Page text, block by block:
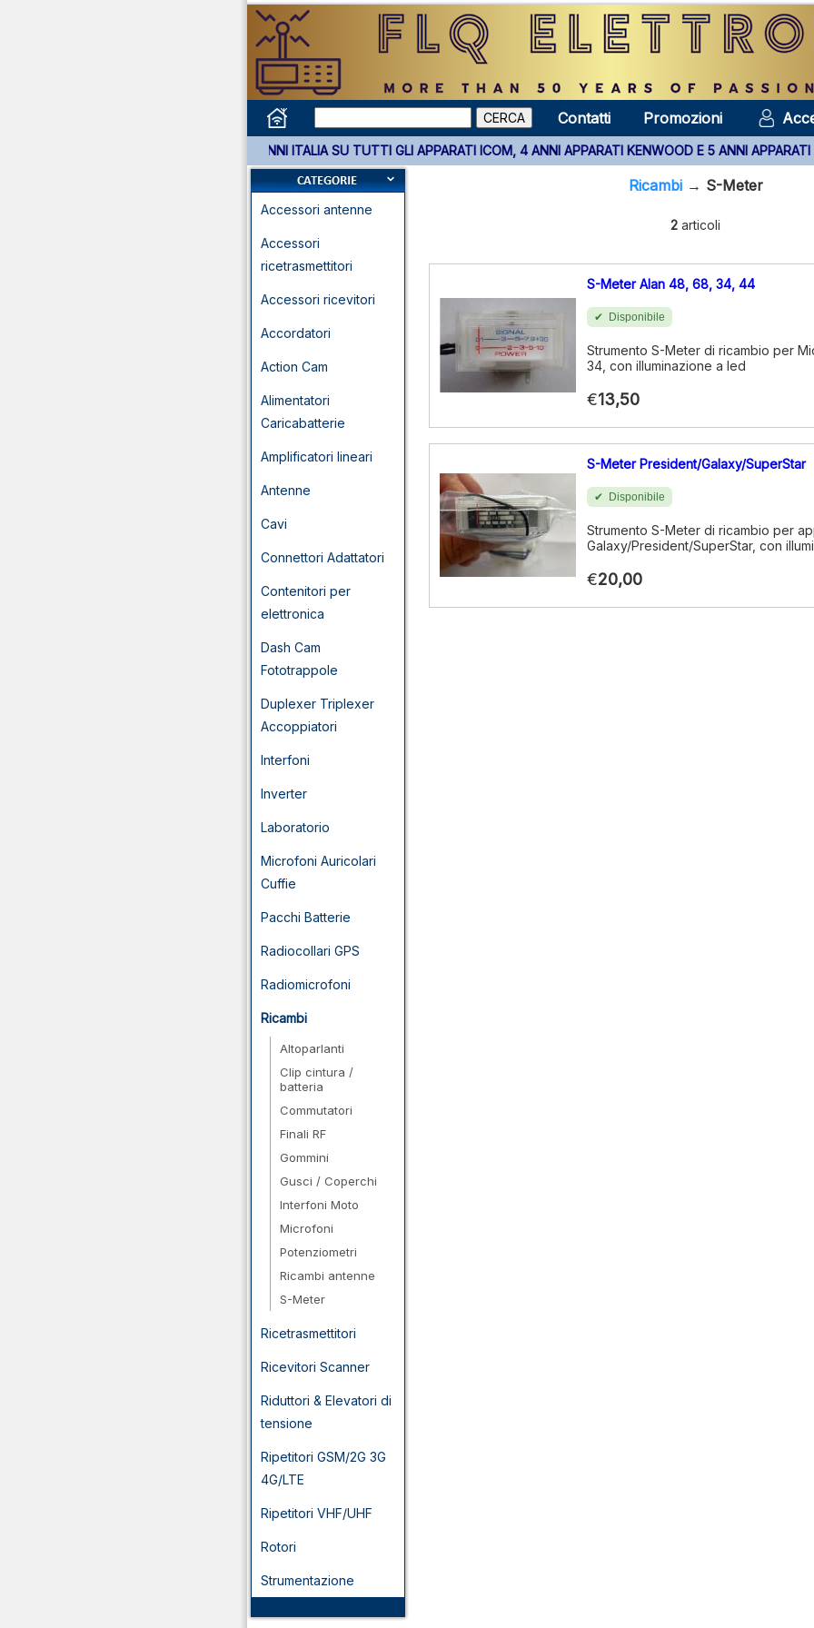
Contatti Promozioni
*** GARANZIA 3 ANNI ITALIA SU TUTTI GLI APPARATI ICOM, 4 ANNI APPARATI KENWOOD E 5 ANNI
Accessori antenne
Accessori
ricetrasmettitori
Accessori ricevitori
Accordatori
Action Cam
Alimentatori
Caricabatterie
Amplificatori lineari
Antenne
Cavi
Connettori Adattatori
Contenitori per
elettronica
Dash Cam
Fototrappole
Duplexer Triplexer
Accoppiatori
Interfoni
Inverter
Laboratorio
Microfoni Auricolari
Cuffie
Pacchi Batterie
Radiocollari GPS
Radiomicrofoni
Ricambi
Altoparlanti
Clip cintura /
batteria
Commutatori
Finali RF
Gommini
Gusci / Coperchi
Interfoni Moto
Microfoni
Potenziometri
Ricambi antenne
S-Meter
Ricetrasmettitori
Ricevitori Scanner
Riduttori & Elevatori di
tensione
Ripetitori GSM/2G 3G
4G/LTE
Ripetitori VHF/UHF
Rotori
Strumentazione
Ricambi → S-Meter
2 articoli
S-Meter Alan 48, 68, 34, 44
Disponibile
Strumento S-Meter di ricambio per
34, con illuminazione a led
€13,50
S-Meter President/Galaxy/SuperStar
Disponibile
Strumento S-Meter di ricambio per
Galaxy/President/SuperStar, con
€20,00